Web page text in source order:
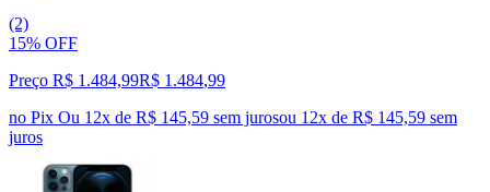
(2)
15% OFF
Preço R$ 1.484,99R$ 1.484,99
no Pix Ou 12x de R$ 145,59 sem jurosou 12x de R$ 145,59 sem
juros